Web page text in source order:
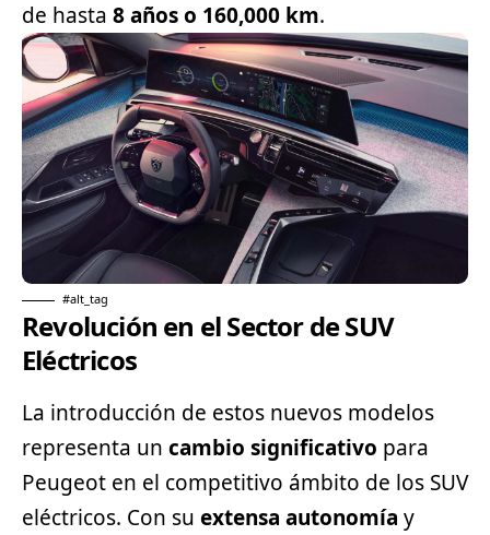
de hasta 8 años o 160,000 km.
#alt_tag
Revolución en el Sector de SUV
Eléctricos
La introducción de estos nuevos modelos
representa un cambio significativo para
Peugeot en el competitivo ámbito de los SUV
eléctricos. Con su extensa autonomía y